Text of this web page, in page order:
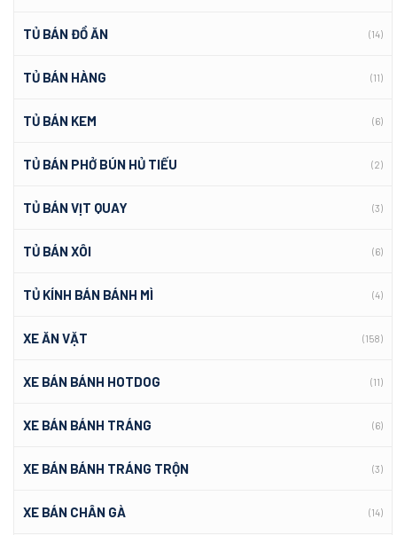
TỦ BÁN ĐỒ ĂN (14)
TỦ BÁN HÀNG (11)
TỦ BÁN KEM (6)
TỦ BÁN PHỞ BÚN HỦ TIẾU (2)
TỦ BÁN VỊT QUAY (3)
TỦ BÁN XÔI (6)
TỦ KÍNH BÁN BÁNH MÌ (4)
XE ĂN VẶT (158)
XE BÁN BÁNH HOTDOG (11)
XE BÁN BÁNH TRÁNG (6)
XE BÁN BÁNH TRÁNG TRỘN (3)
XE BÁN CHÂN GÀ (14)